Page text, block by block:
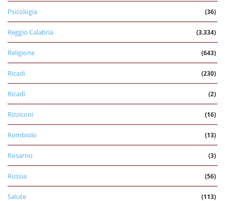
Psicologia (36)
Reggio Calabria (3.334)
Religione (643)
Ricadi (230)
Ricadi (2)
Rizziconi (16)
Rombiolo (13)
Rosarno (3)
Russia (56)
Salute (113)